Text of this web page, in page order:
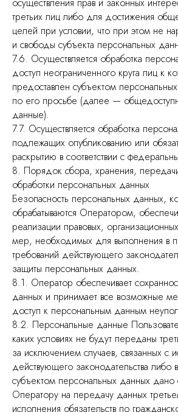
третьих лиц либо для достижения
целей при условии, что при этом не
и свободы субъекта персональных
7.6. Осуществляется обработка
доступ неограниченного круга лиц к
предоставлен субъектом
по его просьбе (далее —
данные).
7.7. Осуществляется обработка
подлежащих опубликованию или
раскрытию в соответствии с
8. Порядок сбора, хранения,
обработки персональных данных
Безопасность персональных данных,
обрабатываются Оператором,
реализации правовых,
мер, необходимых для выполнения в
требований действующего
защиты персональных данных.
8.1. Оператор обеспечивает
данных и принимает все возможные
доступ к персональным данным
8.2. Персональные данные
каких условиях не будут переданы
за исключением случаев, связанных с
действующего законодательства либо
субъектом персональных данных дано
Оператору на передачу данных
исполнения обязательств по